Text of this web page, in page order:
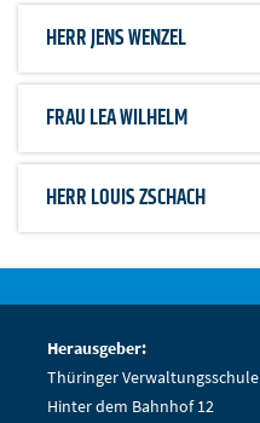
HERRJENS WENZEL
FRAULEA WILHELM
HERRLOUIS ZSCHACH
Herausgeber:
Thüringer Verwaltungsschule
Hinter dem Bahnhof 12